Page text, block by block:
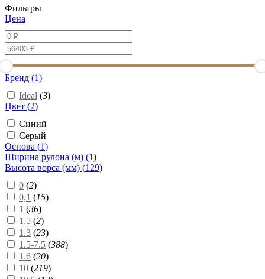
Фильтры
Цена
Бренд (1)
Ideal (3)
Цвет (2)
Синий
Серый
Основа (1)
Ширина рулона (м) (1)
Высота ворса (мм) (129)
0 (2)
0,1 (15)
1 (36)
1,5 (2)
1.3 (23)
1.5-7.5 (388)
1.6 (20)
10 (219)